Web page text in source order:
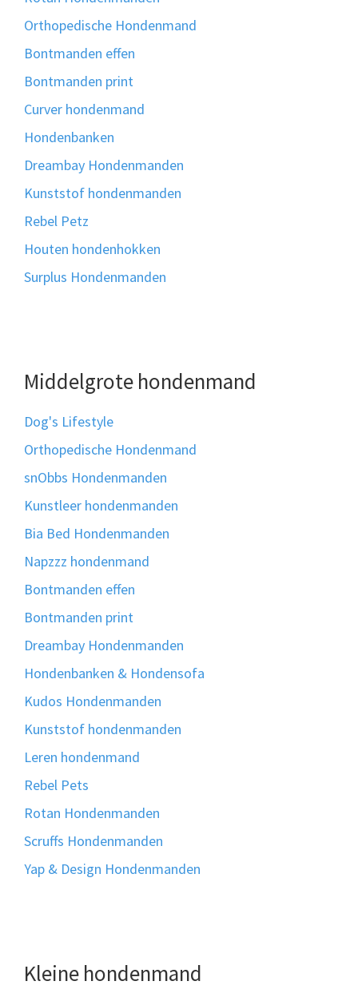
Orthopedische Hondenmand
Bontmanden effen
Bontmanden print
Curver hondenmand
Hondenbanken
Dreambay Hondenmanden
Kunststof hondenmanden
Rebel Petz
Houten hondenhokken
Surplus Hondenmanden
Middelgrote hondenmand
Dog's Lifestyle
Orthopedische Hondenmand
snObbs Hondenmanden
Kunstleer hondenmanden
Bia Bed Hondenmanden
Napzzz hondenmand
Bontmanden effen
Bontmanden print
Dreambay Hondenmanden
Hondenbanken & Hondensofa
Kudos Hondenmanden
Kunststof hondenmanden
Leren hondenmand
Rebel Pets
Rotan Hondenmanden
Scruffs Hondenmanden
Yap & Design Hondenmanden
Kleine hondenmand